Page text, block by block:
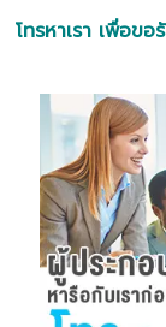
โทรหาเรา เพื่อข